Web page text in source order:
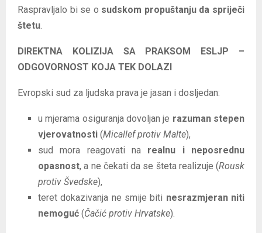
Raspravljalo bi se o sudskom propuštanju da spriječi
štetu
DIREKTNA KOLIZIJA SA PRAKSOM ESLJP –
ODGOVORNOST KOJA TEK DOLAZI
Evropski sud za ljudska prava je jasan i dosljedan:
u mjerama osiguranja dovoljan je razuman stepen
vjerovatnosti (Micallef protiv Malte),
sud mora reagovati na realnu i neposrednu
opasnost, a ne čekati da se šteta realizuje (Rousk
protiv Švedske),
teret dokazivanja ne smije biti nesrazmjeran niti
nemoguć (Čačić protiv Hrvatske).